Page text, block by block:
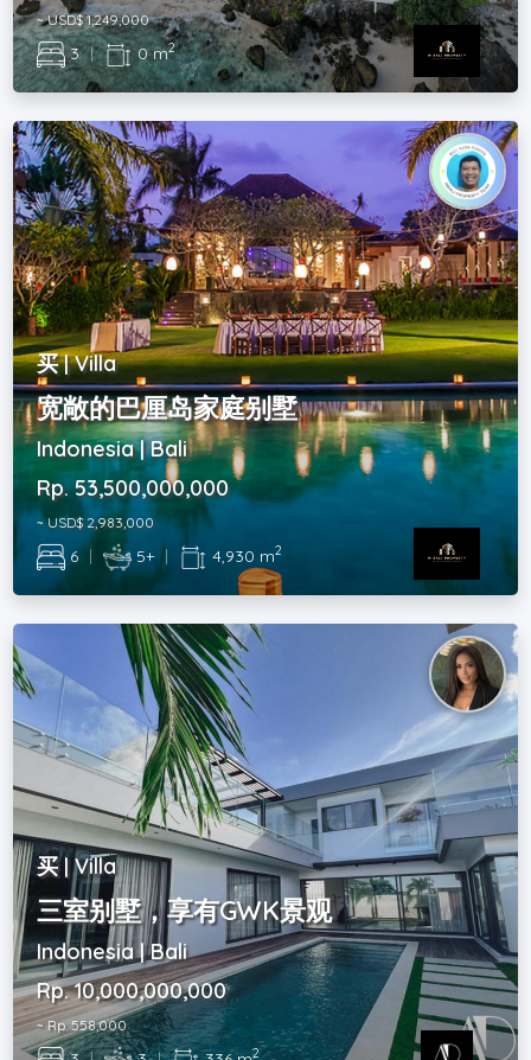
~ USD$ 1,249,000
3 | 0 m2
买 | Villa
宽敞的巴厘岛家庭别墅
Indonesia | Bali
Rp. 53,500,000,000
~ USD$ 2,983,000
6 | 5+ | 4,930 m2
买 | Villa
三室别墅，享有GWK景观
Indonesia | Bali
Rp. 10,000,000,000
~ Rp. 558,000
2